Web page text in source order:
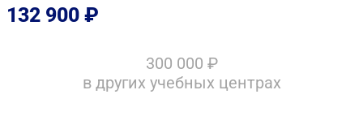
132 900 ₽
300 000 ₽
в других учебных центрах